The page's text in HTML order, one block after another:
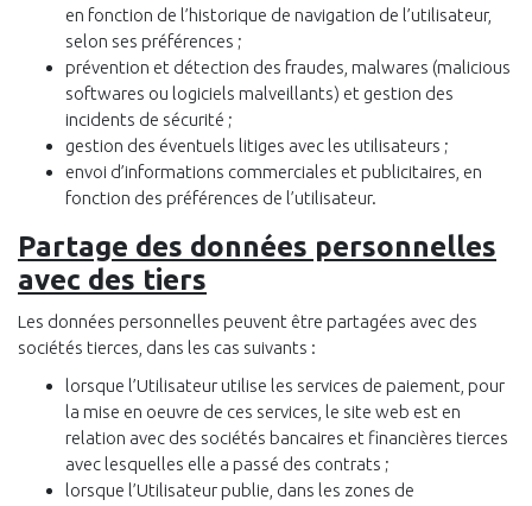
en fonction de l’historique de navigation de l’utilisateur,
selon ses préférences ;
prévention et détection des fraudes, malwares (malicious
softwares ou logiciels malveillants) et gestion des
incidents de sécurité ;
gestion des éventuels litiges avec les utilisateurs ;
envoi d’informations commerciales et publicitaires, en
fonction des préférences de l’utilisateur.
Partage des données personnelles
avec des tiers
Les données personnelles peuvent être partagées avec des
sociétés tierces, dans les cas suivants :
lorsque l’Utilisateur utilise les services de paiement, pour
la mise en oeuvre de ces services, le site web est en
relation avec des sociétés bancaires et financières tierces
avec lesquelles elle a passé des contrats ;
lorsque l’Utilisateur publie, dans les zones de